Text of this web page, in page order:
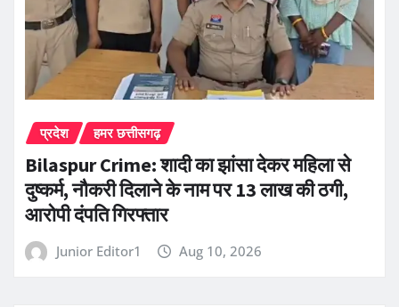
प्रदेश हमर छत्तीसगढ़
Bilaspur Crime: शादी का झांसा देकर महिला से
दुष्कर्म, नौकरी दिलाने के नाम पर 13 लाख की ठगी,
आरोपी दंपति गिरफ्तार
Junior Editor1 Aug 10, 2026